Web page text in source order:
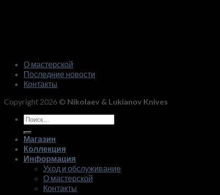
О мастерской
Последние новости
Контакты
Copyright 2026 © Nikolaev & Lukianov Knives
Искать:
Магазин
Коллекция
Информация
Уход и обслуживание
О мастерской
Контакты